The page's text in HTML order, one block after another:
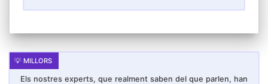
diferents, inclosos 2 mascle, 4 femella i 1
adaptar a la majoria de les aixetes del mercat.
Després connecti el connector a l'aixeta i
finalment instal·li el purificador d'aigua en el
Els nostres experts, que realment saben del que parlen, han